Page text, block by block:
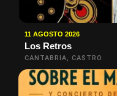
11 AGOSTO 2026
Los Retros
CANTABRIA, CASTRO